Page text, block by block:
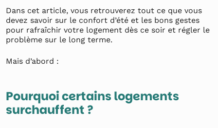
Dans cet article, vous retrouverez tout ce que vous
devez savoir sur le confort d’été et les bons gestes
pour rafraîchir votre logement dès ce soir et régler le
problème sur le long terme.
Mais d’abord :
Pourquoi certains logements
surchauffent ?